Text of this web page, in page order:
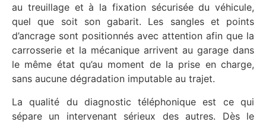
au treuillage et à la fixation sécurisée du véhicule,
quel que soit son gabarit. Les sangles et points
d’ancrage sont positionnés avec attention afin que la
carrosserie et la mécanique arrivent au garage dans
le même état qu’au moment de la prise en charge,
sans aucune dégradation imputable au trajet.
La qualité du diagnostic téléphonique est ce qui
sépare un intervenant sérieux des autres. Dès le